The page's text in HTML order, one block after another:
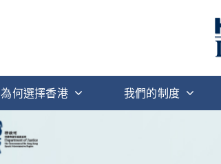
為何選擇香港 我們的制度